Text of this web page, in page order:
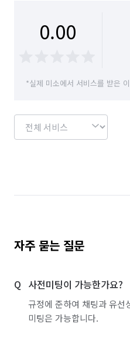
0.00
*실제 미소에서 서비스를 받은
자주 묻는 질문
사전미팅이 가능한가요?
규정에 준하여 채팅과 유선
미팅은 가능합니다.